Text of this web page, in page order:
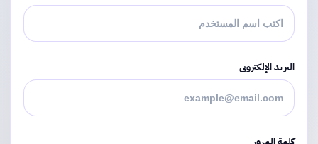
البريد الإلكتروني